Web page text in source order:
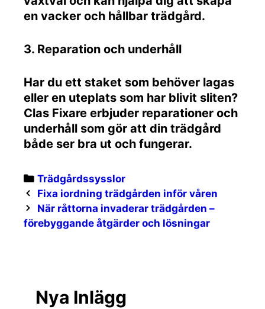
en vacker och hållbar trädgård.
3. Reparation och underhåll
Har du ett staket som behöver lagas
eller en uteplats som har blivit sliten?
Clas Fixare erbjuder reparationer och
underhåll som gör att din trädgård
både ser bra ut och fungerar.
Categories
Trädgårdssysslor
Post
navigation
Fixa iordning trädgården inför våren
När råttorna invaderar trädgården –
förebyggande åtgärder och lösningar
Nya Inlägg